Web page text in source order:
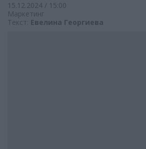
15.12.2024 / 15:00
Маркетинг
Текст: Евелина Георгиева